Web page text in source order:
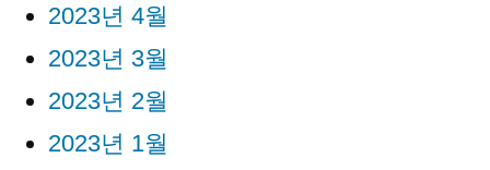
2023년 4월
2023년 3월
2023년 2월
2023년 1월